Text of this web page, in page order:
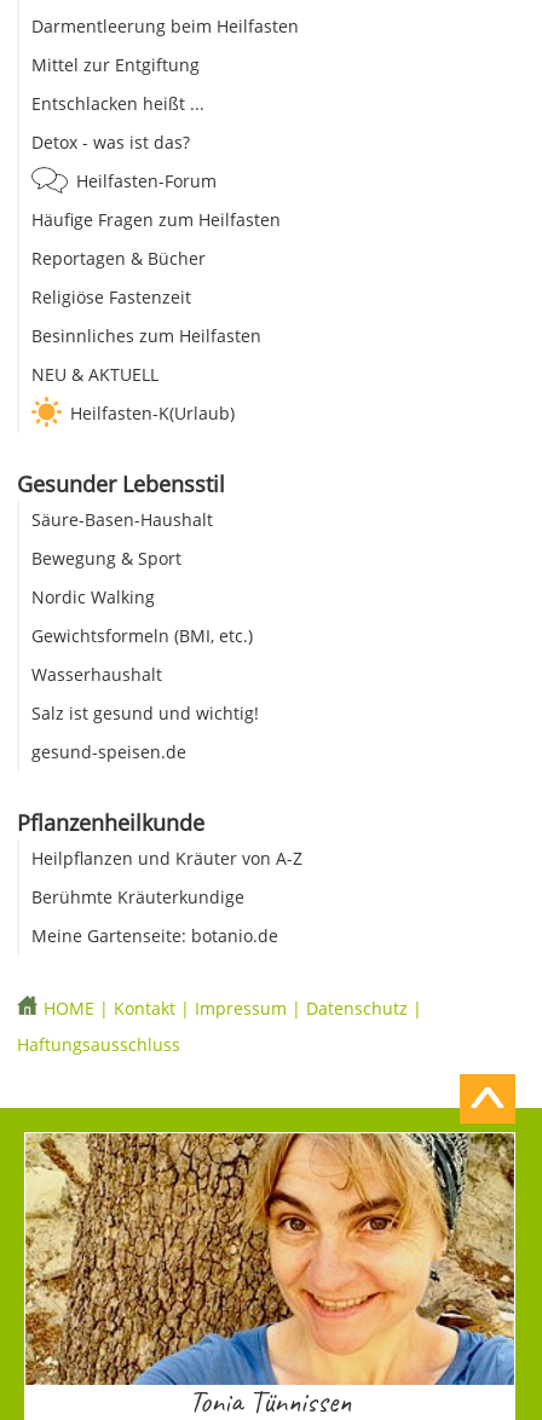
Darmentleerung beim Heilfasten
Mittel zur Entgiftung
Entschlacken heißt ...
Detox - was ist das?
Heilfasten-Forum
Häufige Fragen zum Heilfasten
Reportagen & Bücher
Religiöse Fastenzeit
Besinnliches zum Heilfasten
NEU & AKTUELL
Heilfasten-K(Urlaub)
Gesunder Lebensstil
Säure-Basen-Haushalt
Bewegung & Sport
Nordic Walking
Gewichtsformeln (BMI, etc.)
Wasserhaushalt
Salz ist gesund und wichtig!
gesund-speisen.de
Pflanzenheilkunde
Heilpflanzen und Kräuter von A-Z
Berühmte Kräuterkundige
Meine Gartenseite: botanio.de
HOME | Kontakt | Impressum | Datenschutz |
Haftungsausschluss
Tonia Tünnissen